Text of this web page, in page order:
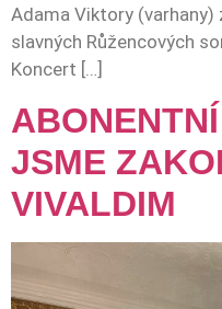
Adama Viktory (varhany)
slavných Růžencových
Koncert […]
JSME
VIVALDIM